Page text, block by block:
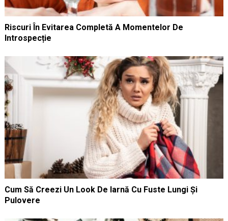
Riscuri În Evitarea Completă A Momentelor De
Introspecție
Cum Să Creezi Un Look De Iarnă Cu Fuste Lungi Și
Pulovere